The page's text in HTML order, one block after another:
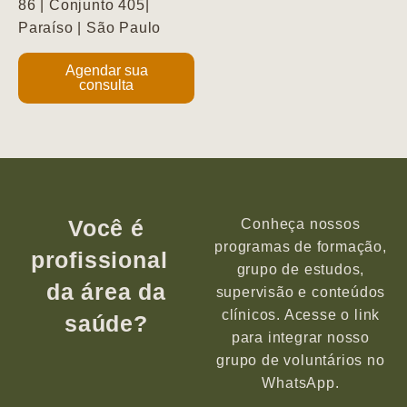
86 | Conjunto 405|
Paraíso | São Paulo
Agendar sua
consulta
Você é
profissional
da área da
saúde?
Conheça nossos
programas de formação,
grupo de estudos,
supervisão e conteúdos
clínicos. Acesse o link
para integrar nosso
grupo de voluntários no
WhatsApp.